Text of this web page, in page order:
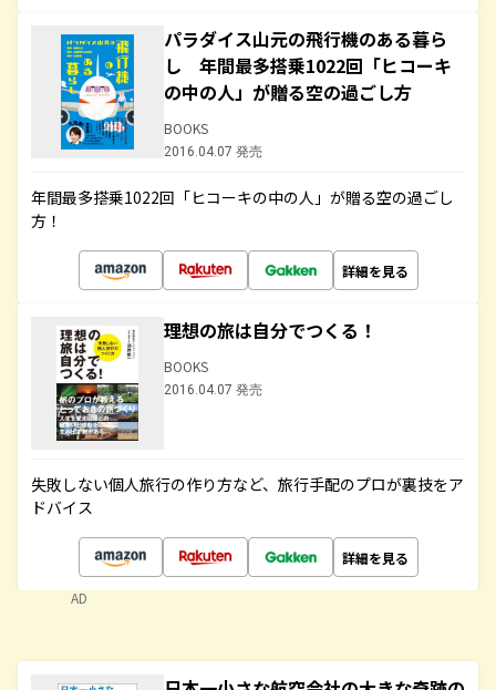
パラダイス山元の飛行機のある暮ら
し 年間最多搭乗1022回「ヒコーキ
の中の人」が贈る空の過ごし方
BOOKS
2016.04.07 発売
年間最多搭乗1022回「ヒコーキの中の人」が贈る空の過ごし
方！
詳細を見る
理想の旅は自分でつくる！
BOOKS
2016.04.07 発売
失敗しない個人旅行の作り方など、旅行手配のプロが裏技をア
ドバイス
詳細を見る
AD